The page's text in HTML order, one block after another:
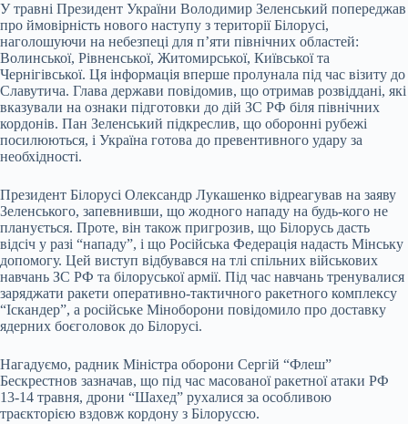
У травні Президент України Володимир Зеленський попереджав
про ймовірність нового наступу з території Білорусі,
наголошуючи на небезпеці для п’яти північних областей:
Волинської, Рівненської, Житомирської, Київської та
Чернігівської. Ця інформація вперше пролунала під час візиту до
Славутича. Глава держави повідомив, що отримав розвіддані, які
вказували на ознаки підготовки до дій ЗС РФ біля північних
кордонів. Пан Зеленський підкреслив, що оборонні рубежі
посилюються, і Україна готова до превентивного удару за
необхідності.
Президент Білорусі Олександр Лукашенко відреагував на заяву
Зеленського, запевнивши, що жодного нападу на будь-кого не
планується. Проте, він також пригрозив, що Білорусь дасть
відсіч у разі “нападу”, і що Російська Федерація надасть Мінську
допомогу. Цей виступ відбувався на тлі спільних військових
навчань ЗС РФ та білоруської армії. Під час навчань тренувалися
заряджати ракети оперативно-тактичного ракетного комплексу
“Іскандер”, а російське Міноборони повідомило про доставку
ядерних боєголовок до Білорусі.
Нагадуємо, радник Міністра оборони Сергій “Флеш”
Бескрестнов зазначав, що під час масованої ракетної атаки РФ
13-14 травня, дрони “Шахед” рухалися за особливою
траєкторією вздовж кордону з Білоруссю.